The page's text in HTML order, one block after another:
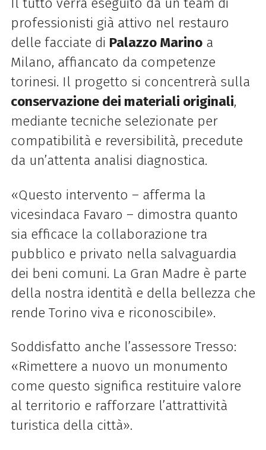
Il tutto verrà eseguito da un team di
professionisti già attivo nel restauro
delle facciate di Palazzo Marinoa
Milano, affiancato da competenze
torinesi. Il progetto si concentrerà sulla
conservazione dei materiali originali,
mediante tecniche selezionate per
compatibilità e reversibilità, precedute
da un’attenta analisi diagnostica.
«Questo intervento – afferma la
vicesindaca Favaro – dimostra quanto
sia efficace la collaborazione tra
pubblico e privato nella salvaguardia
dei beni comuni. La Gran Madre è parte
della nostra identità e della bellezza che
rende Torino viva e riconoscibile».
Soddisfatto anche l’assessore Tresso:
«Rimettere a nuovo un monumento
come questo significa restituire valore
al territorio e rafforzare l’attrattività
turistica della città».